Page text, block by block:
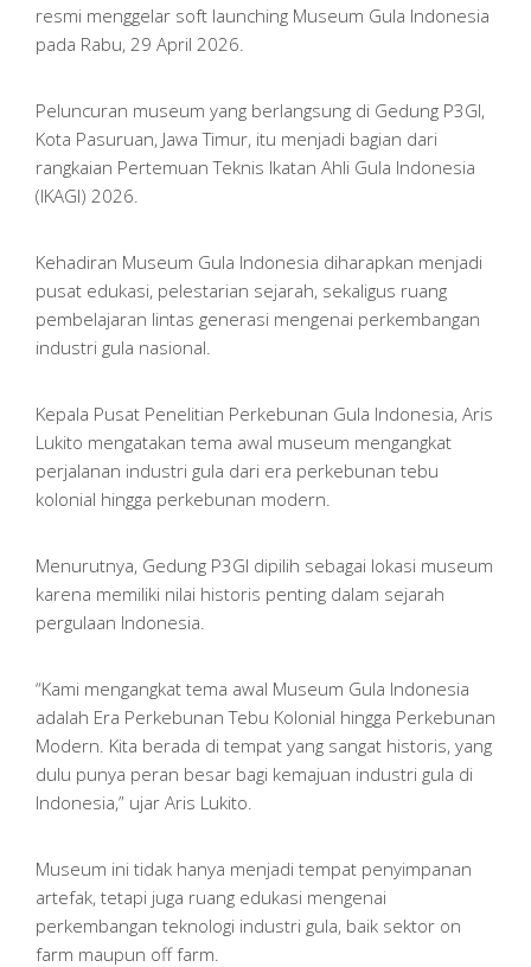
resmi menggelar soft launching Museum Gula Indonesia
pada Rabu, 29 April 2026.
Peluncuran museum yang berlangsung di Gedung P3GI,
Kota Pasuruan, Jawa Timur, itu menjadi bagian dari
rangkaian Pertemuan Teknis Ikatan Ahli Gula Indonesia
(IKAGI) 2026.
Kehadiran Museum Gula Indonesia diharapkan menjadi
pusat edukasi, pelestarian sejarah, sekaligus ruang
pembelajaran lintas generasi mengenai perkembangan
industri gula nasional.
Kepala Pusat Penelitian Perkebunan Gula Indonesia, Aris
Lukito mengatakan tema awal museum mengangkat
perjalanan industri gula dari era perkebunan tebu
kolonial hingga perkebunan modern.
Menurutnya, Gedung P3GI dipilih sebagai lokasi museum
karena memiliki nilai historis penting dalam sejarah
pergulaan Indonesia.
“Kami mengangkat tema awal Museum Gula Indonesia
adalah Era Perkebunan Tebu Kolonial hingga Perkebunan
Modern. Kita berada di tempat yang sangat historis, yang
dulu punya peran besar bagi kemajuan industri gula di
Indonesia,” ujar Aris Lukito.
Museum ini tidak hanya menjadi tempat penyimpanan
artefak, tetapi juga ruang edukasi mengenai
perkembangan teknologi industri gula, baik sektor on
farm maupun off farm.